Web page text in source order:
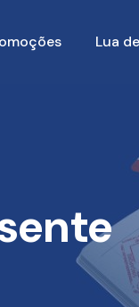
Lua